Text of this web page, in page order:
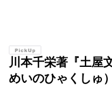
川本千栄著『土屋
めいのひゃくしゅ）